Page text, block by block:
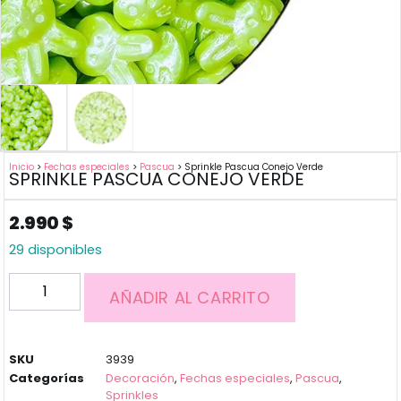
Inicio > Fechas especiales > Pascua > Sprinkle Pascua Conejo Verde
SPRINKLE PASCUA CONEJO VERDE
2.990$
29 disponibles
AÑADIR AL CARRITO
SKU
3939
Categorías
Decoración,Fechas especiales,Pascua,
Sprinkles